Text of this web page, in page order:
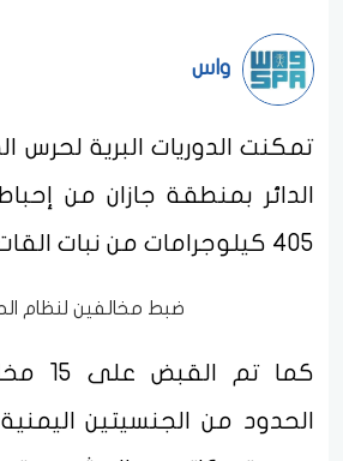
واس
تمكنت الدوريات البرية
الدائر بمنطقة جازان من
405 كيلوجرامات من نبات القات المخدر.
ضبط مخالفين لنظام
كما
الحدود من الجنسيتين اليمنية